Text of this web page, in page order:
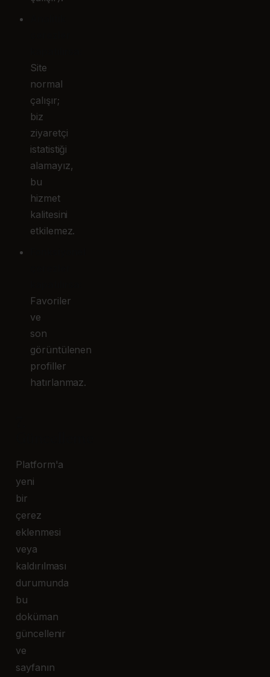
Site
normal
çalışır;
biz
ziyaretçi
istatistiği
alamayız,
bu
hizmet
kalitesini
etkilemez.
Favoriler
ve
son
görüntülenen
profiller
hatırlanmaz.
Platform'a
yeni
bir
çerez
eklenmesi
veya
kaldırılması
durumunda
bu
doküman
güncellenir
ve
sayfanın